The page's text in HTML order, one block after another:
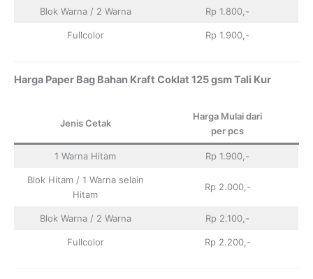
Blok Warna / 2 Warna Rp 1.800,-
Fullcolor Rp 1.900,-
Harga Paper Bag Bahan Kraft Coklat 125 gsm Tali Kur
Jenis Cetak
Harga Mulai dari
per pcs
1 Warna Hitam Rp 1.900,-
Blok Hitam / 1 Warna selain
Hitam
Rp 2.000,-
Blok Warna / 2 Warna Rp 2.100,-
Fullcolor Rp 2.200,-